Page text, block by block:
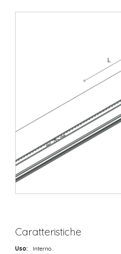
Caratteristiche
Uso:
Interno